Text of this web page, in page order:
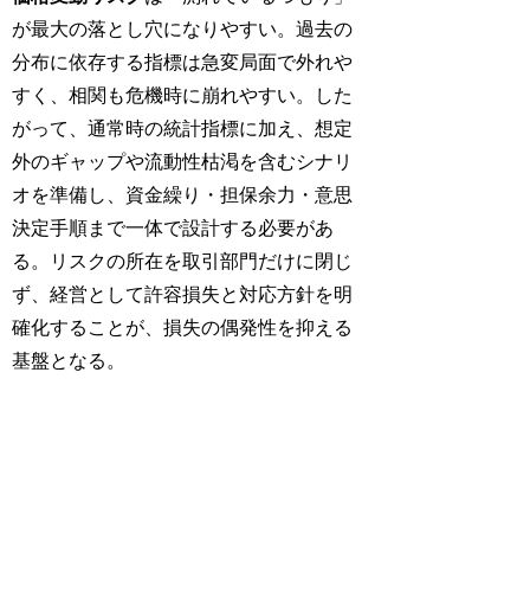
が最大の落とし穴になりやすい。過去の
分布に依存する指標は急変局面で外れや
すく、相関も危機時に崩れやすい。した
がって、通常時の統計指標に加え、想定
外のギャップや流動性枯渇を含むシナリ
オを準備し、資金繰り・担保余力・意思
決定手順まで一体で設計する必要があ
る。リスクの所在を取引部門だけに閉じ
ず、経営として許容損失と対応方針を明
確化することが、損失の偶発性を抑える
基盤となる。